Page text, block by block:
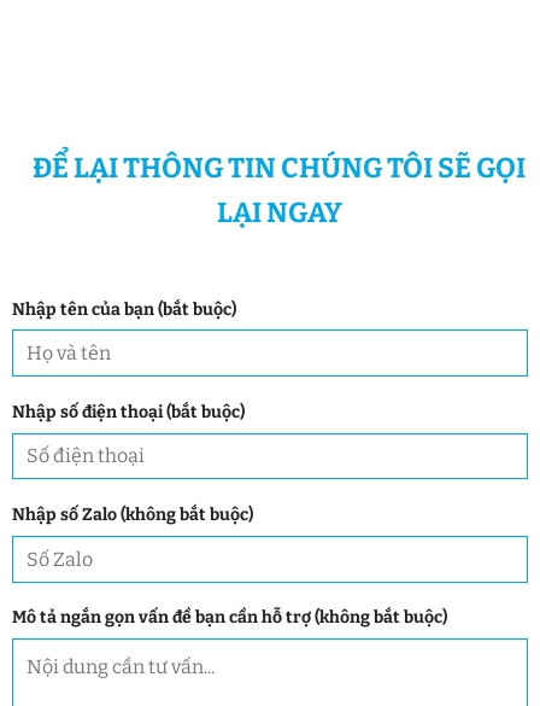
ĐỂ LẠI THÔNG TIN CHÚNG TÔI SẼ GỌI
LẠI NGAY
Nhập tên của bạn (bắt buộc)
Nhập số điện thoại (bắt buộc)
Nhập số Zalo (không bắt buộc)
Mô tả ngắn gọn vấn đề bạn cần hỗ trợ (không bắt buộc)